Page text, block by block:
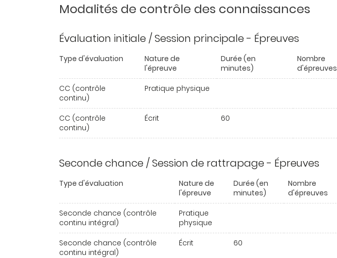
Modalités de contrôle des connaissances
Évaluation initiale / Session principale - Épreuves
Type d'évaluation
Nature de
l'épreuve
Durée (en
minutes)
Nombre
d'épreuves
CC (contrôle
continu)
Pratique physique
CC (contrôle
continu)
Écrit 60
Seconde chance / Session de rattrapage - Épreuves
Type d'évaluation
Nature de
l'épreuve
Durée (en
minutes)
Nombre
d'épreuves
Seconde chance (contrôle
continu intégral)
Pratique
physique
Seconde chance (contrôle
continu intégral)
Écrit 60